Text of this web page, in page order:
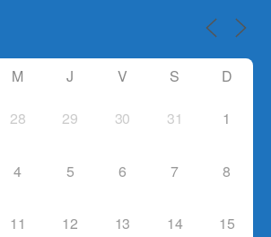
M J V S D
28 29 30 31 1
4 5 6 7 8
11 12 13 14 15